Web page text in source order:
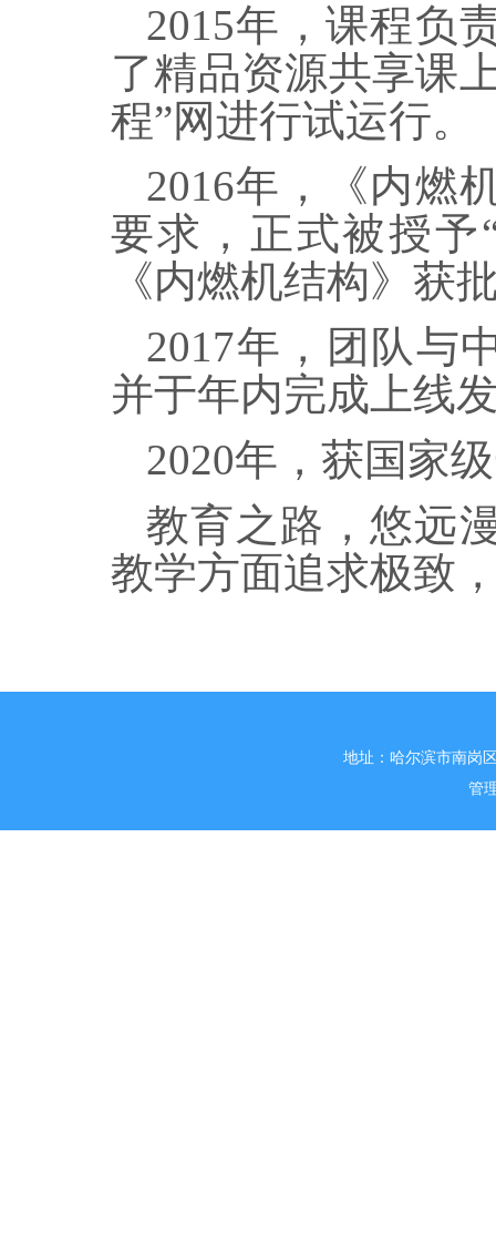
2015年，课程负
了精品资源共享课
程”网进行试运行。
2016年，《内燃
要求，正式被授予
《内燃机结构》获
2017年，团队与
并于年内完成上线
2020年，获国家
教育之路，悠远
教学方面追求极致
地址：哈尔滨市南岗
管